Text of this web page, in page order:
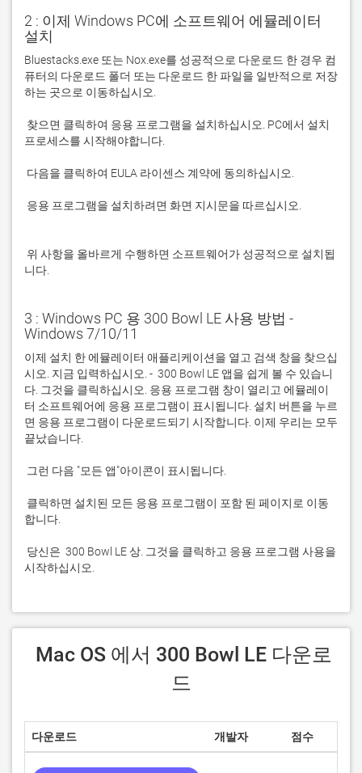
2 : 이제 Windows PC에 소프트웨어 에뮬레이터
설치
Bluestacks.exe 또는 Nox.exe를 성공적으로 다운로드 한 경우 컴
퓨터의 다운로드 폴더 또는 다운로드 한 파일을 일반적으로 저장
니다.
3 : Windows PC 용 300 Bowl LE 사용 방법 -
Windows 7/10/11
이제 설치 한 에뮬레이터 애플리케이션을 열고 검색 창을 찾으십
시오. 지금 입력하십시오. -  300 Bowl LE 앱을 쉽게 볼 수 있습니
다. 그것을 클릭하십시오. 응용 프로그램 창이 열리고 에뮬레이
터 소프트웨어에 응용 프로그램이 표시됩니다. 설치 버튼을 누르
면 응용 프로그램이 다운로드되기 시작합니다. 이제 우리는 모두
시작하십시오.
드
다운로드 개발자 점수